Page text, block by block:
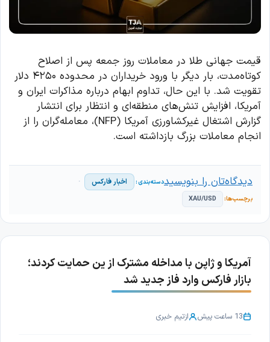
قیمت جهانی طلا در معاملات روز جمعه پس از اصلاح
کوتاه‌مدت، بار دیگر با ورود خریداران در محدوده ۴۲۵۰ دلار
تقویت شد. با این حال، تداوم ابهام درباره مذاکرات ایران و
آمریکا، افزایش تنش‌های منطقه‌ای و انتظار برای انتشار
گزارش اشتغال غیرکشاورزی آمریکا (NFP)، معامله‌گران را از
انجام معاملات بزرگ بازداشته است.
اخبار فارکس
XAU/USD
دیدگاه‌تان را بنویسید
آمریکا و ژاپن با مداخله مشترک از ین حمایت کردند؛
بازار فارکس وارد فاز جدید شد
13 ساعت پیش ازتیم خبری